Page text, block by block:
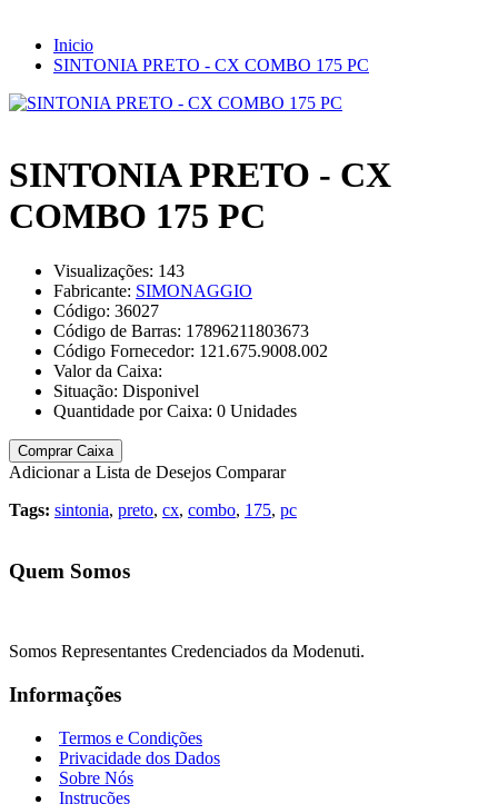
Inicio
SINTONIA PRETO - CX COMBO 175 PC
SINTONIA PRETO - CX
COMBO 175 PC
Visualizações: 143
Fabricante: SIMONAGGIO
Código: 36027
Código de Barras: 17896211803673
Código Fornecedor: 121.675.9008.002
Valor da Caixa:
Situação: Disponivel
Quantidade por Caixa: 0 Unidades
Comprar Caixa
Adicionar a Lista de Desejos Comparar
Tags: sintonia, preto, cx, combo, 175, pc
Quem Somos
Somos Representantes Credenciados da Modenuti.
Informações
Termos e Condições
Privacidade dos Dados
Sobre Nós
Instruções